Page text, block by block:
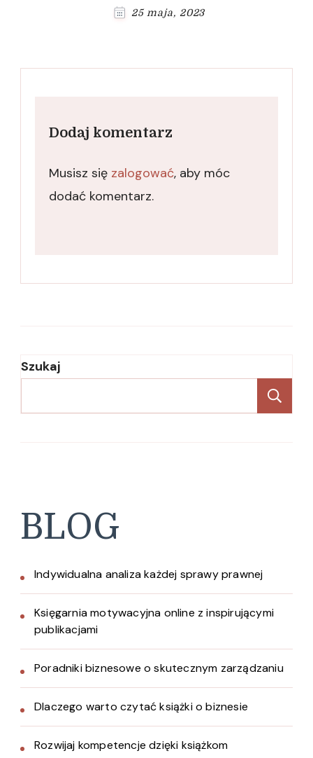
25 maja, 2023
Dodaj komentarz
Musisz się zalogować, aby móc
dodać komentarz.
Szukaj
BLOG
Indywidualna analiza każdej sprawy prawnej
Księgarnia motywacyjna online z inspirującymi
publikacjami
Poradniki biznesowe o skutecznym zarządzaniu
Dlaczego warto czytać książki o biznesie
Rozwijaj kompetencje dzięki książkom